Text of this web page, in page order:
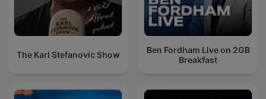
The Karl Stefanovic Show
Ben Fordham Live on 2GB
Breakfast